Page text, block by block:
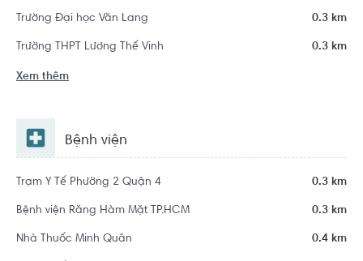
Trường Đại học Văn Lang 0.3 km
Trường THPT Lương Thế Vinh 0.3 km
Xem thêm
Bệnh viện
Trạm Y Tế Phường 2 Quận 4 0.3 km
Bệnh viện Răng Hàm Mặt TP.HCM 0.3 km
Nhà Thuốc Minh Quân 0.4 km